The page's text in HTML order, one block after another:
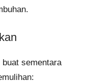
sementara